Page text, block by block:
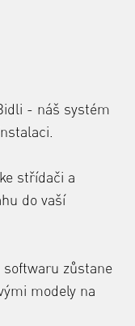
- náš systém
střídači a
do vaší
zůstane
modely na